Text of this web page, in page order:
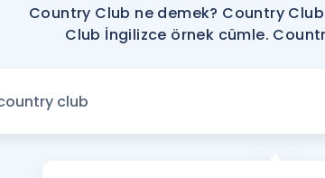
Country Club ne demek? Country
Club İngilizce örnek cümle.